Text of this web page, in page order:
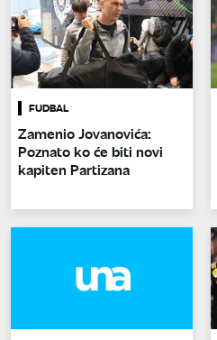
FUDBAL
Zamenio Jovanovića:
Poznato ko će biti novi
kapiten Partizana